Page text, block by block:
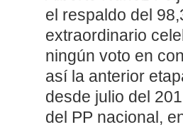
el respaldo del
extraordinario
ningún voto en
así la anterior
desde julio del
del PP nacional,